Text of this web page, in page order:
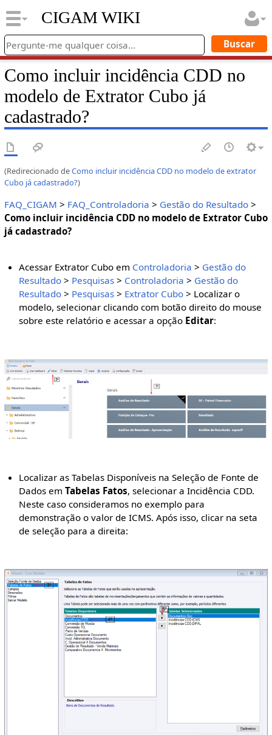
CIGAM WIKI
Como incluir incidência CDD no
modelo de Extrator Cubo já
cadastrado?
(Redirecionado deComo incluir incidência CDD no modelo de extrator
Cubo já cadastrado?)
FAQ_CIGAM > FAQ_Controladoria > Gestão do Resultado>
Como incluir incidência CDD no modelo de Extrator Cubo
já cadastrado?
Acessar Extrator Cubo em Controladoria > Gestão do
Resultado > Pesquisas > Controladoria > Gestão do
Resultado > Pesquisas > Extrator Cubo > Localizar o
modelo, selecionar clicando com botão direito do mouse
sobre este relatório e acessar a opção Editar:
Localizar as Tabelas Disponíveis na Seleção de Fonte de
Dados emTabelas Fatos, selecionar a Incidência CDD.
Neste caso consideramos no exemplo para
demonstração o valor de ICMS. Após isso, clicar na seta
de seleção para a direita: